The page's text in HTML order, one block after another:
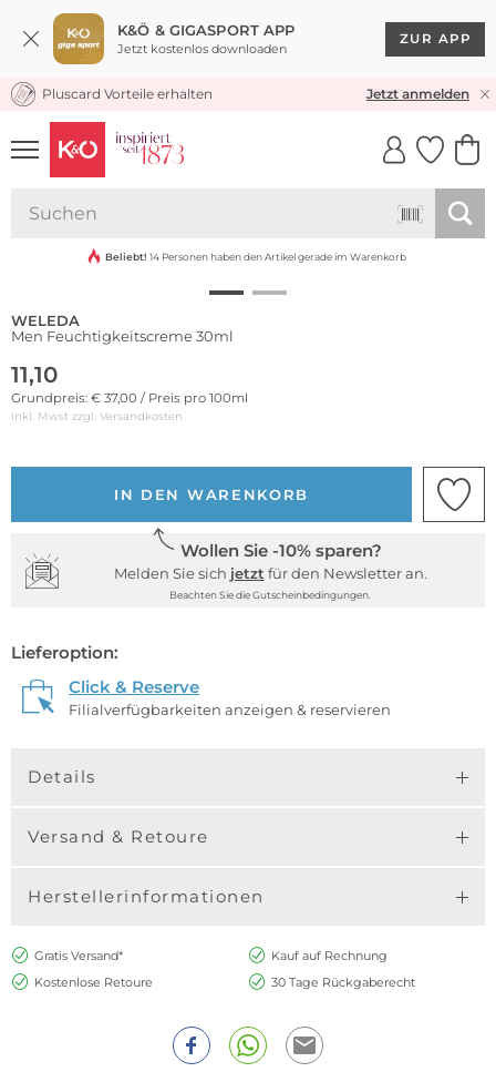
K&Ö & GIGASPORT APP
Jetzt kostenlos downloaden
ZUR APP
KOSTENLOSER VERSAND* & RÜCKVERSAND
Pluscard Vorteile erhalten Jetzt anmelden
UNSERE APP
CLICK &
Bestseller
Beliebt! 14 Personen haben den Artikel gerade im Warenkorb
WELEDA
Men Feuchtigkeitscreme 30ml
11,10
Grundpreis: € 37,00 / Preis pro 100ml
inkl. Mwst zzgl. Versandkosten
IN DEN WARENKORB
Wollen Sie -10% sparen?
Melden Sie sich jetzt für den Newsletter an.
Beachten Sie die Gutscheinbedingungen.
Lieferoption:
Click & Reserve
Filialverfügbarkeiten anzeigen & reservieren
Details
Versand & Retoure
Herstellerinformationen
Gratis Versand*
Kauf auf Rechnung
Kostenlose Retoure
30 Tage Rückgaberecht